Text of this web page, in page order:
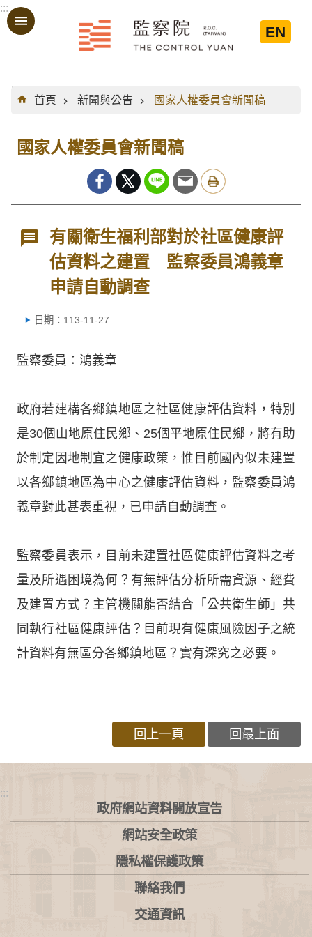
跳到主要內容區塊
:::
EN
:::
首頁
新聞與公告 國家人權委員會新聞稿
國家人權委員會新聞稿
有關衛生福利部對於社區健康評
估資料之建置 監察委員鴻義章
申請自動調查
日期：113-11-27
監察委員：鴻義章
政府若建構各鄉鎮地區之社區健康評估資料，特別
是30個山地原住民鄉、25個平地原住民鄉，將有助
於制定因地制宜之健康政策，惟目前國內似未建置
以各鄉鎮地區為中心之健康評估資料，監察委員鴻
義章對此甚表重視，已申請自動調查。
監察委員表示，目前未建置社區健康評估資料之考
量及所遇困境為何？有無評估分析所需資源、經費
及建置方式？主管機關能否結合「公共衛生師」共
同執行社區健康評估？目前現有健康風險因子之統
計資料有無區分各鄉鎮地區？實有深究之必要。
回上一頁 回最上面
:::
政府網站資料開放宣告
網站安全政策
隱私權保護政策
聯絡我們
交通資訊